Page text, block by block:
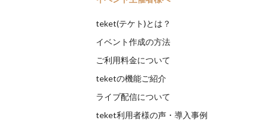
teket(テケト)とは？
イベント作成の方法
ご利用料金について
teketの機能ご紹介
ライブ配信について
teket利用者様の声・導入事例